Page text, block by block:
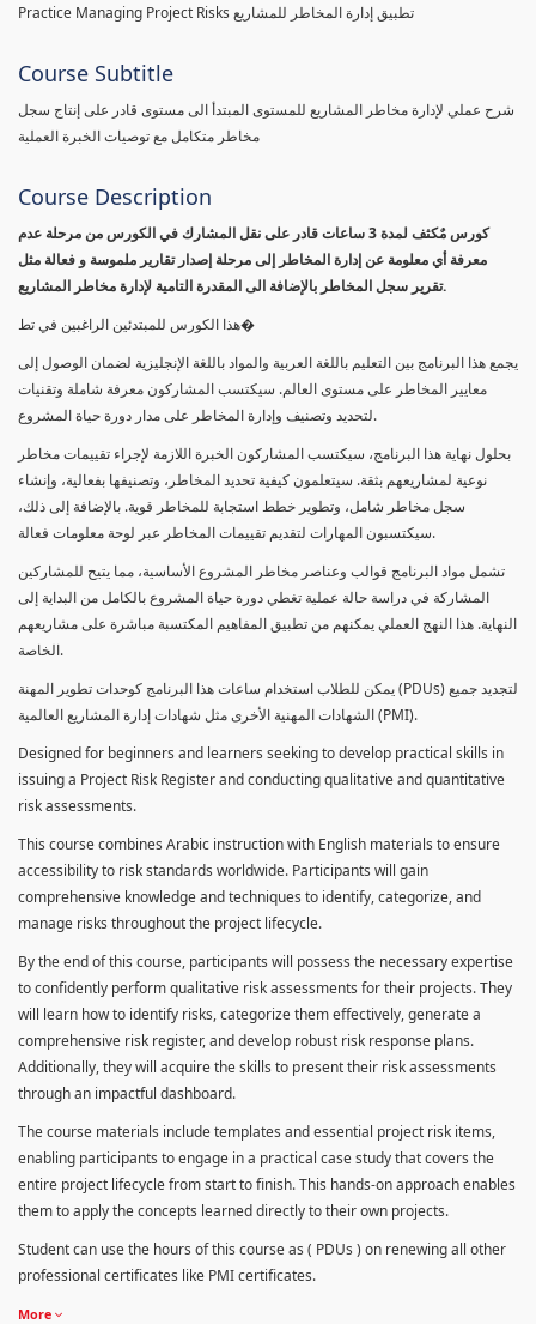
Practice Managing Project Risks تطبيق إدارة المخاطر للمشاريع
Course Subtitle
شرح عملي لإدارة مخاطر المشاريع للمستوى المبتدأ الى مستوى قادر على إنتاج سجل
مخاطر متكامل مع توصيات الخبرة العملية
Course Description
كورس مٌكثف لمدة 3 ساعات قادر على نقل المشارك في الكورس من مرحلة عدم
معرفة أي معلومة عن إدارة المخاطر إلى مرحلة إصدار تقارير ملموسة و فعالة مثل
تقرير سجل المخاطر بالإضافة الى المقدرة التامية لإدارة مخاطر المشاريع.
هذا الكورس للمبتدئين الراغبين في تط�
يجمع هذا البرنامج بين التعليم باللغة العربية والمواد باللغة الإنجليزية لضمان الوصول إلى
معايير المخاطر على مستوى العالم. سيكتسب المشاركون معرفة شاملة وتقنيات
لتحديد وتصنيف وإدارة المخاطر على مدار دورة حياة المشروع.
بحلول نهاية هذا البرنامج، سيكتسب المشاركون الخبرة اللازمة لإجراء تقييمات مخاطر
نوعية لمشاريعهم بثقة. سيتعلمون كيفية تحديد المخاطر، وتصنيفها بفعالية، وإنشاء
سجل مخاطر شامل، وتطوير خطط استجابة للمخاطر قوية. بالإضافة إلى ذلك،
سيكتسبون المهارات لتقديم تقييمات المخاطر عبر لوحة معلومات فعالة.
تشمل مواد البرنامج قوالب وعناصر مخاطر المشروع الأساسية، مما يتيح للمشاركين
المشاركة في دراسة حالة عملية تغطي دورة حياة المشروع بالكامل من البداية إلى
النهاية. هذا النهج العملي يمكنهم من تطبيق المفاهيم المكتسبة مباشرة على مشاريعهم
الخاصة.
يمكن للطلاب استخدام ساعات هذا البرنامج كوحدات تطوير المهنة (PDUs) لتجديد جميع
الشهادات المهنية الأخرى مثل شهادات إدارة المشاريع العالمية (PMI).
Designed for beginners and learners seeking to develop practical skills in
issuing a Project Risk Register and conducting qualitative and quantitative
risk assessments.
This course combines Arabic instruction with English materials to ensure
accessibility to risk standards worldwide. Participants will gain
comprehensive knowledge and techniques to identify, categorize, and
manage risks throughout the project lifecycle.
By the end of this course, participants will possess the necessary expertise
to confidently perform qualitative risk assessments for their projects. They
will learn how to identify risks, categorize them effectively, generate a
comprehensive risk register, and develop robust risk response plans.
Additionally, they will acquire the skills to present their risk assessments
through an impactful dashboard.
The course materials include templates and essential project risk items,
enabling participants to engage in a practical case study that covers the
entire project lifecycle from start to finish. This hands-on approach enables
them to apply the concepts learned directly to their own projects.
Student can use the hours of this course as ( PDUs ) on renewing all other
professional certificates like PMI certificates.
More